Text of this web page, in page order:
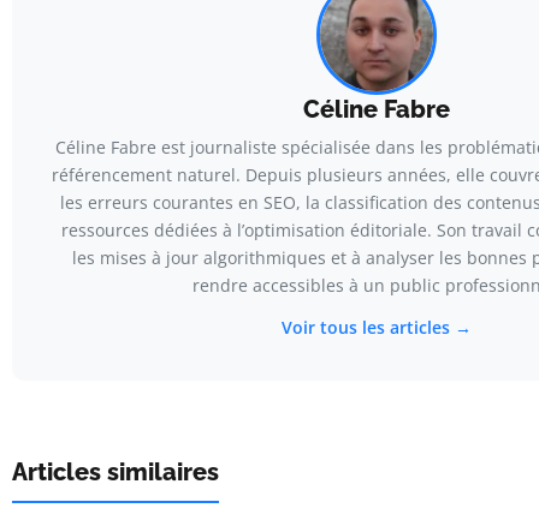
Céline Fabre
Céline Fabre est journaliste spécialisée dans les
référencement naturel. Depuis plusieurs années, elle
les erreurs courantes en SEO, la classification des
ressources dédiées à l’optimisation éditoriale. Son travail
les mises à jour algorithmiques et à analyser les bonnes
rendre accessibles à un public
Voir tous les articles →
Articles similaires